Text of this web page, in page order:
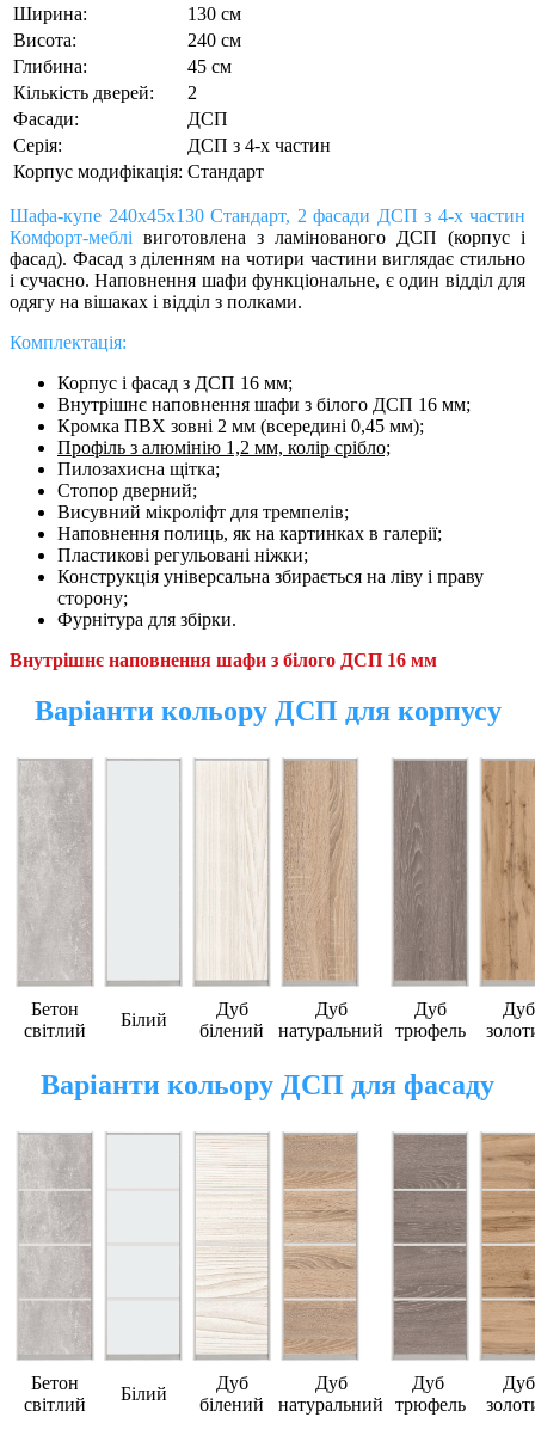
Ширина:
130 см
Висота:
240 см
Глибина:
45 см
Кількість дверей:
2
Фасади:
ДСП
Серія:
ДСП з 4-х частин
Корпус модифікація: Стандарт
Шафа-купе 240х45х130 Стандарт, 2 фасади ДСП з 4-х частин
Комфорт-меблі виготовлена з ламінованого ДСП (корпус і
фасад). Фасад з діленням на чотири частини виглядає стильно
і сучасно. Наповнення шафи функціональне, є один відділ для
одягу на вішаках і відділ з полками.
Комплектація:
Корпус і фасад з ДСП 16 мм;
Внутрішнє наповнення шафи з білого ДСП 16 мм;
Кромка ПВХ зовні 2 мм (всередині 0,45 мм);
Профіль з алюмінію 1,2 мм, колір срібло;
Пилозахисна щітка;
Cтопор дверний;
Висувний мікроліфт для тремпелів;
Наповнення полиць, як на картинках в галерії;
Пластикові регульовані ніжки;
Конструкція універсальна збирається на ліву і праву
сторону;
Фурнітура для збірки.
Внутрішнє наповнення шафи з білого ДСП 16 мм
Варіанти кольору ДСП для корпусу
Бетон
світлий
Білий
Дуб
білений
Дуб
натуральний
Дуб
трюфель
Дуб
Варіанти кольору ДСП для фасаду
Бетон
світлий
Білий
Дуб
білений
Дуб
натуральний
Дуб
трюфель
Дуб